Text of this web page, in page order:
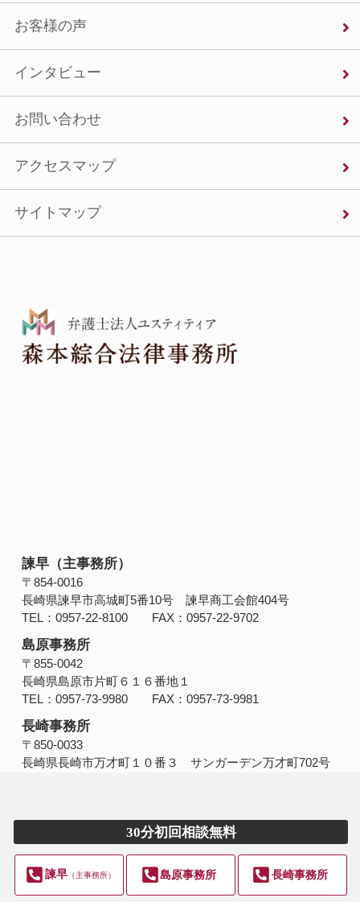
お客様の声
インタビュー
お問い合わせ
アクセスマップ
サイトマップ
諫早（主事務所）
〒854‐0016
長崎県諫早市高城町5番10号 諫早商工会館404号
TEL：0957-22-8100 FAX：0957-22-9702
島原事務所
〒855-0042
長崎県島原市片町６１６番地１
TEL：0957-73-9980 FAX：0957-73-9981
長崎事務所
〒850-0033
長崎県長崎市万才町１０番３ サンガーデン万才町702号
Copyright © ＠＠＠＠＠＠＠＠＠＠＠＠. All Rights Reserved.
30分初回相談無料
諫早（主事務所） 島原事務所 長崎事務所